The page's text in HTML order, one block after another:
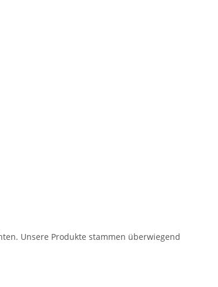
Unsere Produkte stammen überwiegend